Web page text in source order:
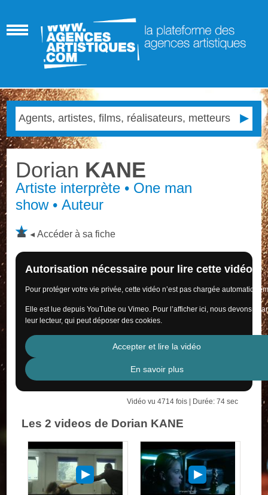
Dorian KANE
Artiste interprète • One man
show • Auteur
Accéder à sa fiche
Autorisation nécessaire pour lire cette vidéo
Pour protéger votre vie privée, cette vidéo n’est pas chargée
Elle est lue depuis YouTube ou Vimeo. Pour l’afficher ici, nous devons
leur lecteur, qui peut déposer des cookies.
Accepter et lire la vidéo
En savoir plus
Vidéo vu 4714 fois | Durée: 74 sec
Les 2 videos de Dorian KANE